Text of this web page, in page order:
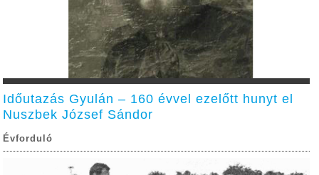
Időutazás Gyulán – 160 évvel ezelőtt hunyt el
Nuszbek József Sándor
Évforduló